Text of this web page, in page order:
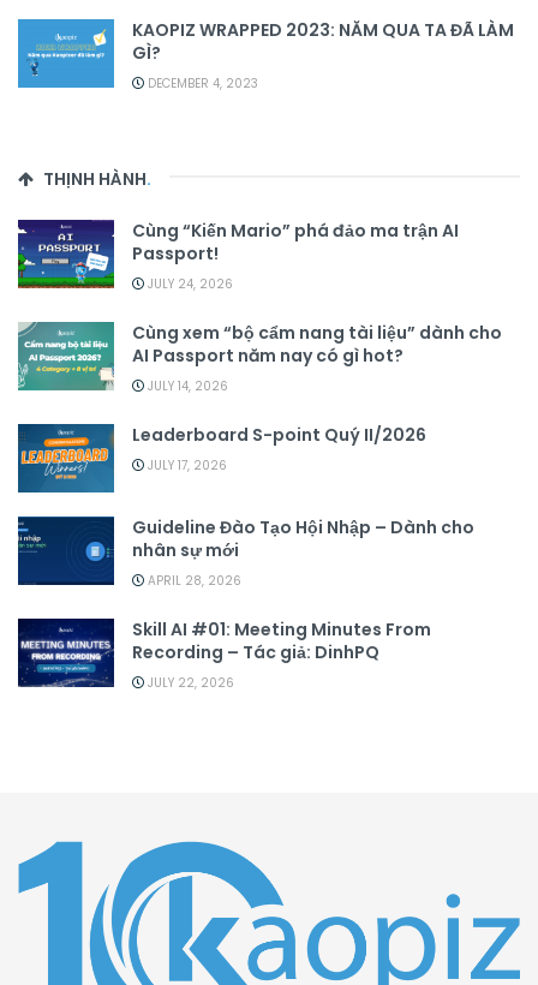
KAOPIZ WRAPPED 2023: NĂM QUA TA ĐÃ LÀM
GÌ?
DECEMBER 4, 2023
THỊNH HÀNH.
Cùng “Kiến Mario” phá đảo ma trận AI
Passport!
JULY 24, 2026
Cùng xem “bộ cẩm nang tài liệu” dành cho
AI Passport năm nay có gì hot?
JULY 14, 2026
Leaderboard S-point Quý II/2026
JULY 17, 2026
Guideline Đào Tạo Hội Nhập – Dành cho
nhân sự mới
APRIL 28, 2026
Skill AI #01: Meeting Minutes From
Recording – Tác giả: DinhPQ
JULY 22, 2026